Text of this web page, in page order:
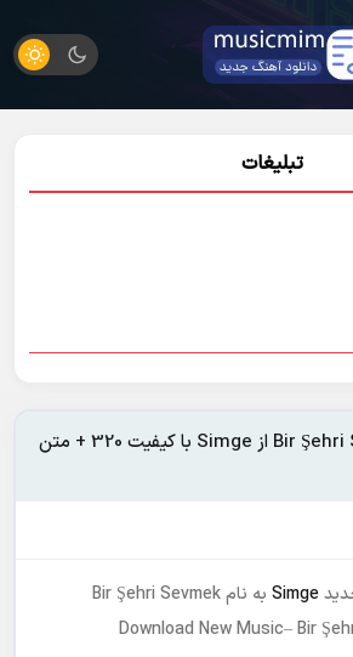
تبلیغات
دانلود آهنگ Bir Şehri Sevmek از Simge با کیفیت 320 + متن
Simge به نام Bir Şehri Sevmek
Download New Music– Bir